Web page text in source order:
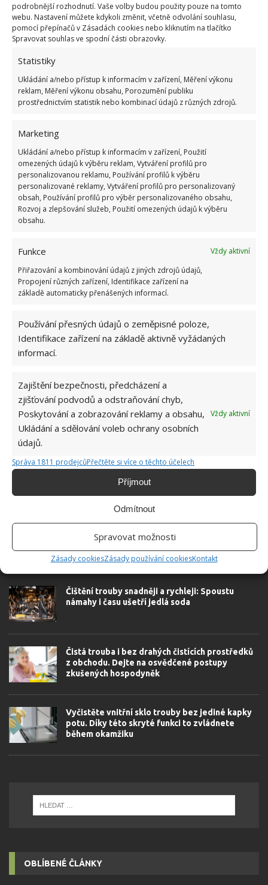
podrobnější rozhodnutí. Vaše volby budou použity pouze na tomto
webu. Nastavení můžete kdykoli změnit, včetně odvolání souhlasu,
pomocí přepínačů v Zásadách cookies nebo kliknutím na tlačítko
Spravovat souhlas ve spodní části obrazovky.
Statistiky
Ukládání a/nebo přístup k informacím v zařízení, Měření výkonu
reklam, Měření výkonu obsahu, Porozumění publiku
prostřednictvím statistik nebo kombinací údajů z různých zdrojů.
Marketing
Ukládání a/nebo přístup k informacím v zařízení, Použití
omezených údajů k výběru reklam, Vytváření profilů pro
personalizovanou reklamu, Používání profilů k výběru
personalizované reklamy, Vytváření profilů pro personalizovaný
obsah, Používání profilů pro výběr personalizovaného obsahu,
Rozvoj a zlepšování služeb, Použití omezených údajů k výběru
obsahu.
Funkce
Vždy aktivní
Přiřazování a kombinování údajů z jiných zdrojů údajů,
Propojení různých zařízení, Identifikace zařízení na
základě automaticky přenášených informací.
Používání přesných údajů o zeměpisné poloze,
Identifikace zařízení na základě aktivně vyžádaných
informací.
Zajištění bezpečnosti, předcházení a
zjišťování podvodů a odstraňování chyb,
Poskytování a zobrazování reklamy a obsahu,
Ukládání a sdělování voleb ochrany osobních
údajů.
Vždy aktivní
Správa 1811 prodejcůPřečtěte si více o těchto účelech
Příjmout
Odmítnout
Spravovat možnosti
Zásady cookiesZásady používání cookiesKontakt
bylinek místo nepříjemného zápachu.Samozřejmě
nezapomínejte na pravidelné čištění troubypo
každém vaření. Čistá trouba bude mít nejen
příjemnou vůni, ale také prodlouží životnost a zvýší
Zdroj:Sovkusom
CITRONOVÁ ŠŤÁVA
Jiří Kolář
Absolvent České zemědělské
možné najít v j...[Více o autorovi]
SOUVISEJÍCÍ ČLÁNKY
Čištění trouby snadněji a rychleji: Spoustu
námahy i času ušetří jedlá soda
Čistá trouba i bez drahých čistících prostředků
z obchodu. Dejte na osvědčené postupy
zkušených hospodyněk
Vyčistěte vnitřní sklo trouby bez jediné kapky
potu. Díky této skryté funkci to zvládnete
během okamžiku
OBLÍBENÉ ČLÁNKY